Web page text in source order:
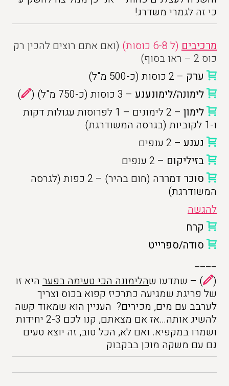
כי זה לגמרי משדרג!
מרכיבים (ל 6-8 כוסות)
(ואם אתם רוצים להכין רק
כוס 2 – ראו בסוף)
ערק – 2 כוסות (כ-500 מ"ל)
לימונה/לימונענע – 3 כוסות (כ-750 מ"ל) (
)
לימון
– 2 לימונים – 1 לפרוסות עגולות דקות
ו-1 לקוביות (בגרסה המשודרגת)
נענע – 2 ענפים
בזיליקום – 2 ענפים
סוכר דמרר
ה (חום בהיר) – 2 כפות (לגרסה
המשודרגת)
להגשה
קרח
סודה/ספרייט
____
(
) – שתדעו שהלימונה הכי טעימה בפער היא זו
של פריגת שמגיעה כתרכיז קפוא בכוס וצריך
לערבב עם מים, מכירים? העניין הוא שמאוד קשה
להשיג אותה…אז אם מצאתם, קנו לכם 2-3 יחידות
ושמרו במקפיא. ואם לא, הכל טוב, זה יוצא טעים
גם עם משקה מוכן בבקבוק